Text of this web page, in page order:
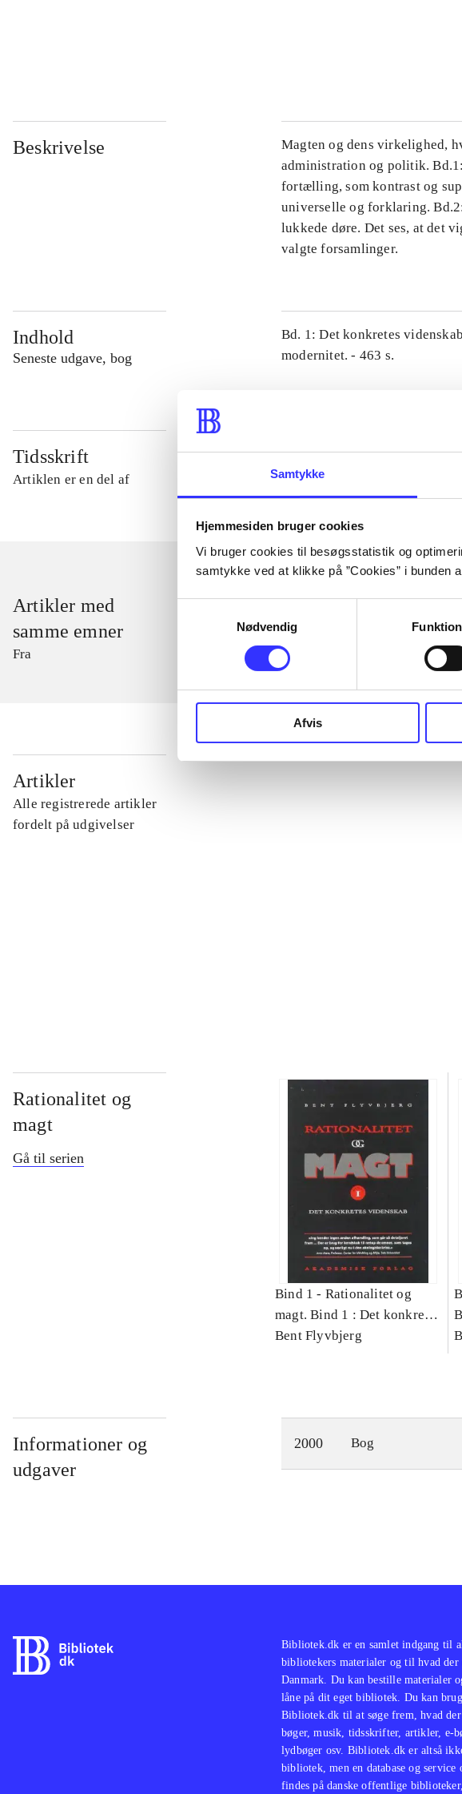
Samtykke
Hjemmesiden bruger cookies
Vi bruger cookies til besøgsstatistik og
samtykke ved at klikke på ”Cookies” i bunden
Nødvendig
Afvis
Beskrivelse
Magten og dens virkelighed,
administration og politik.
fortælling, som kontrast og
universelle og forklaring.
lukkede døre. Det ses, at det
valgte forsamlinger.
Indhold
Seneste udgave, bog
Bd. 1: Det konkretes
modernitet. - 463 s.
Tidsskrift
Artiklen er en del af
Artikler med
samme emner
Fra
Artikler
Alle registrerede artikler
fordelt på udgivelser
Rationalitet og
magt
Gå til serien
Bind 1 - Rationalitet og
magt. Bind 1 : Det konkretes
videnskab
Bent Flyvbjerg
Informationer og
udgaver
2000 Bog
Bibliotek.dk er en samlet indgang til
bibliotekers materialer og til hvad der
Danmark. Du kan bestille materialer
låne på dit eget bibliotek. Du kan
Bibliotek.dk til at søge frem, hvad
bøger, musik, tidsskrifter, artikler, e-
lydbøger osv. Bibliotek.dk er altså
bibliotek, men en database og service
findes på danske offentlige